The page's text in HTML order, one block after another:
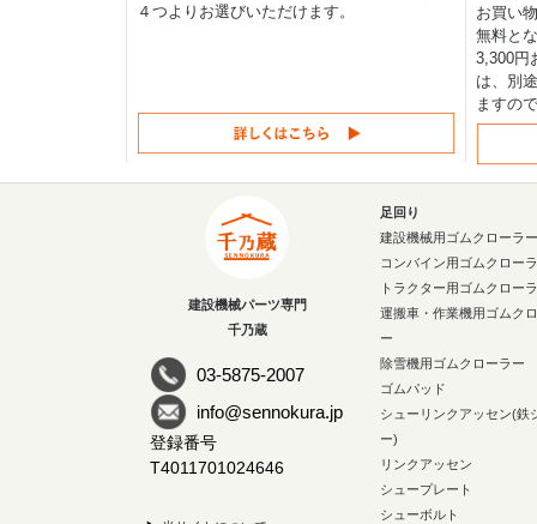
４つよりお選びいただけます。
お買い
無料と
3,300円
は、別
ますの
建設機械パーツ専門
千乃蔵
03-5875-2007
info@sennokura.jp
登録番号
T4011701024646
足回り
建設機械用ゴムクローラ
コンバイン用ゴムクロー
トラクター用ゴムクロー
運搬車・作業機用ゴムク
ー
除雪機用ゴムクローラー
ゴムパッド
シューリンクアッセン(鉄
ー)
リンクアッセン
シュープレート
シューボルト